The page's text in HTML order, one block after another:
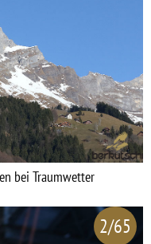
bei Traumwetter
2/65